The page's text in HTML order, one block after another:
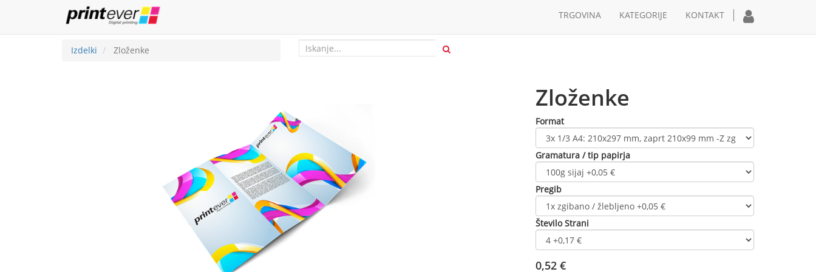
TRGOVINA KATEGORIJE KONTAKT
Izdelki Zloženke
Zloženke
Format
Gramatura / tip papirja
Pregib
Število Strani
0,52 €